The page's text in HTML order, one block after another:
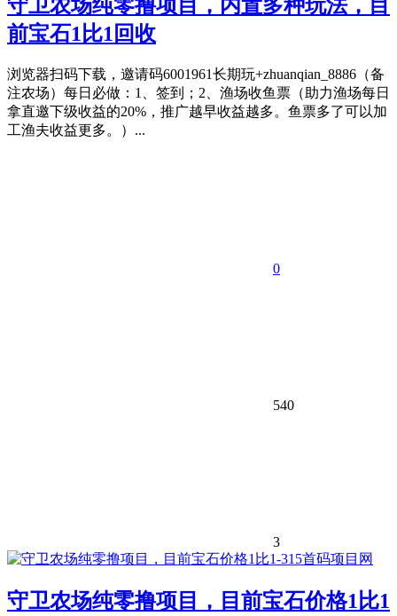
守卫农场纯零撸项目，内置多种玩法，目
前宝石1比1回收
浏览器扫码下载，邀请码6001961长期玩+zhuanqian_8886（备
注农场）每日必做：1、签到；2、渔场收鱼票（助力渔场每日
拿直邀下级收益的20%，推广越早收益越多。鱼票多了可以加
工渔夫收益更多。）...
0
540
3
守卫农场纯零撸项目，目前宝石价格1比1